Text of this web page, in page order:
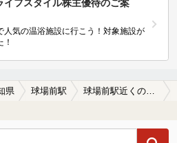
イフスタイル株主優待のご案
人気の温浴施設に行こう！対象施設が
県 球場前駅 球場前駅近くの温泉宿・温泉旅館・ホテルおすすめ(2026年版)